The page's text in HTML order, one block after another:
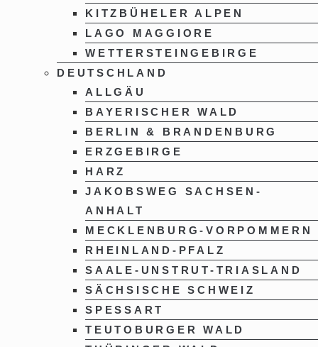
KITZBÜHELER ALPEN
LAGO MAGGIORE
WETTERSTEINGEBIRGE
DEUTSCHLAND
ALLGÄU
BAYERISCHER WALD
BERLIN & BRANDENBURG
ERZGEBIRGE
HARZ
JAKOBSWEG SACHSEN-
ANHALT
MECKLENBURG-VORPOMMERN
RHEINLAND-PFALZ
SAALE-UNSTRUT-TRIASLAND
SÄCHSISCHE SCHWEIZ
SPESSART
TEUTOBURGER WALD